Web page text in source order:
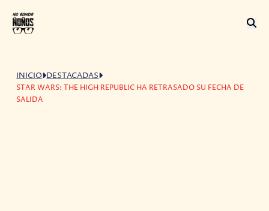
INICIO DESTACADAS
STAR WARS: THE HIGH REPUBLIC HA RETRASADO SU FECHA DE
SALIDA